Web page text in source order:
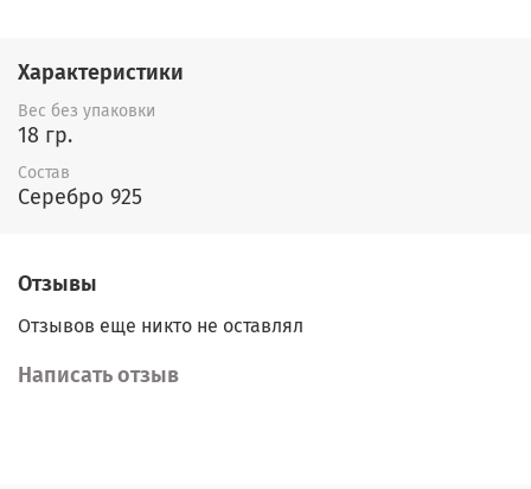
кольцом!
Характеристики
Вес без упаковки
18 гр.
Состав
Серебро 925
Отзывы
Отзывов еще никто не оставлял
Написать отзыв